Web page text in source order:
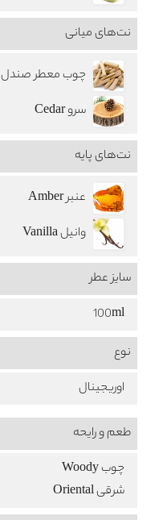
نت‌های میانی
چوب معطر صندل Sandalwood
سرو Cedar
نت‌های پایه
عنبر Amber
وانیل Vanilla
سایز عطر
100ml
نوع
اوریجینال
طعم‌ و رایحه
چوب Woody
شرقی Oriental